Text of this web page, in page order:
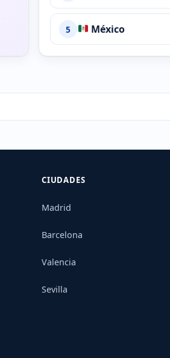
5 México
CIUDADES
Madrid
Barcelona
Valencia
Sevilla